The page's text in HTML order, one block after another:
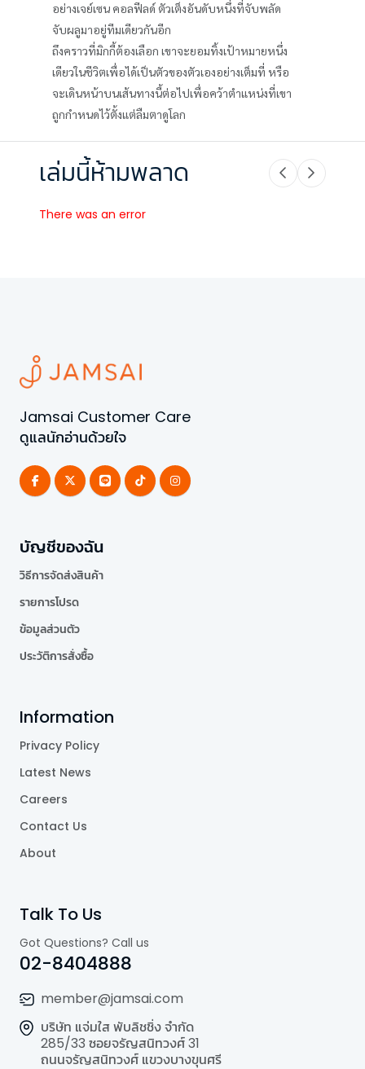
อย่างเจย์เซน คอลฟีลด์ ตัวเต็งอันดับหนึ่งที่จับพลัด
จับผลูมาอยู่ทีมเดียวกันอีก
ถึงคราวที่มิกกี้ต้องเลือก เขาจะยอมทิ้งเป้าหมายหนึ่ง
เดียวในชีวิตเพื่อได้เป็นตัวของตัวเองอย่างเต็มที่ หรือ
จะเดินหน้าบนเส้นทางนี้ต่อไปเพื่อคว้าตำแหน่งที่เขา
ถูกกำหนดไว้ตั้งแต่ลืมตาดูโลก
เล่มนี้ห้ามพลาด
There was an error
Jamsai Customer Care
ดูแลนักอ่านด้วยใจ
บัญชีของฉัน
วิธีการจัดส่งสินค้า
รายการโปรด
ข้อมูลส่วนตัว
ประวัติการสั่งซื้อ
Information
Privacy Policy
Latest News
Careers
Contact Us
About
Talk To Us
Got Questions? Call us
02-8404888
member@jamsai.com
บริษัท แจ่มใส พับลิชชิ่ง จำกัด
285/33 ซอยจรัญสนิทวงศ์ 31
ถนนจรัญสนิทวงศ์ แขวงบางขุนศรี